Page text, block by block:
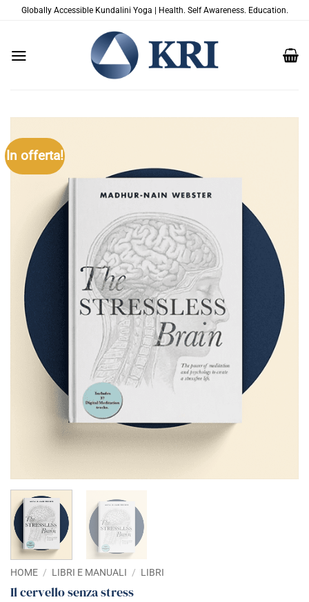
SaltaGlobally Accessible Kundalini Yoga | Health. Self Awareness. Education.
In offerta!
HOME / LIBRI E MANUALI / LIBRI
Il cervello senza stress